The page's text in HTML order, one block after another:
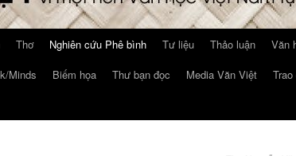
Thơ Nghiên cứu Phê bình Tư liệu Thảo luận Văn
Minds Biếm họa Thư bạn đọc Media Văn Việt Trao